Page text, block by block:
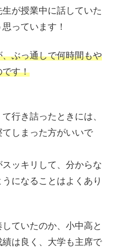
が授業中に話していた
っています！
ぶっ通しで何時間もや
です！
行き詰ったときには、
しまった方がいいで
ッキリして、分からな
になることはよくあり
ていたのか、小中高と
は良く、大学も主席で